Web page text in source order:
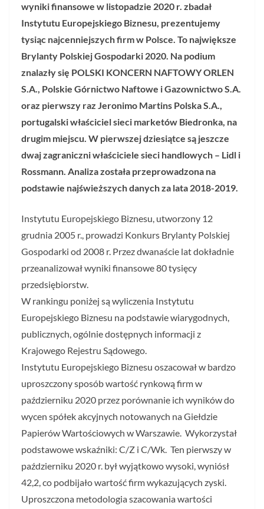
wyniki finansowe w listopadzie 2020 r. zbadał
Instytutu Europejskiego Biznesu, prezentujemy
tysiąc najcenniejszych firm w Polsce. To największe
Brylanty Polskiej Gospodarki 2020. Na podium
znalazły się POLSKI KONCERN NAFTOWY ORLEN
S.A., Polskie Górnictwo Naftowe i Gazownictwo S.A.
oraz pierwszy raz Jeronimo Martins Polska S.A.,
portugalski właściciel sieci marketów Biedronka, na
drugim miejscu. W pierwszej dziesiątce są jeszcze
dwaj zagraniczni właściciele sieci handlowych – Lidl i
Rossmann. Analiza została przeprowadzona na
podstawie najświeższych danych za lata 2018-2019.
Instytutu Europejskiego Biznesu, utworzony 12
grudnia 2005 r., prowadzi Konkurs Brylanty Polskiej
Gospodarki od 2008 r. Przez dwanaście lat dokładnie
przeanalizował wyniki finansowe 80 tysięcy
przedsiębiorstw.
W rankingu poniżej są wyliczenia Instytutu
Europejskiego Biznesu na podstawie wiarygodnych,
publicznych, ogólnie dostępnych informacji z
Krajowego Rejestru Sądowego.
Instytutu Europejskiego Biznesu oszacował w bardzo
uproszczony sposób wartość rynkową firm w
październiku 2020 przez porównanie ich wyników do
wycen spółek akcyjnych notowanych na Giełdzie
Papierów Wartościowych w Warszawie. Wykorzystał
podstawowe wskaźniki: C/Z i C/Wk. Ten pierwszy w
październiku 2020 r. był wyjątkowo wysoki, wyniósł
42,2, co podbijało wartość firm wykazujących zyski.
Uproszczona metodologia szacowania wartości